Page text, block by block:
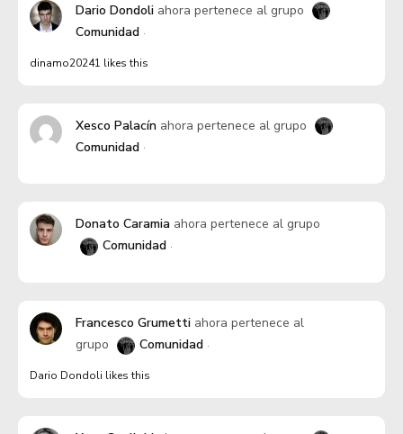
Dario Dondoli ahora pertenece al grupo
Comunidad
dinamo20241 likes this
Xesco Palacín ahora pertenece al grupo
Comunidad
Donato Caramia ahora pertenece al grupo
Comunidad
Francesco Grumetti ahora pertenece al
grupo
Comunidad
Dario Dondoli likes this